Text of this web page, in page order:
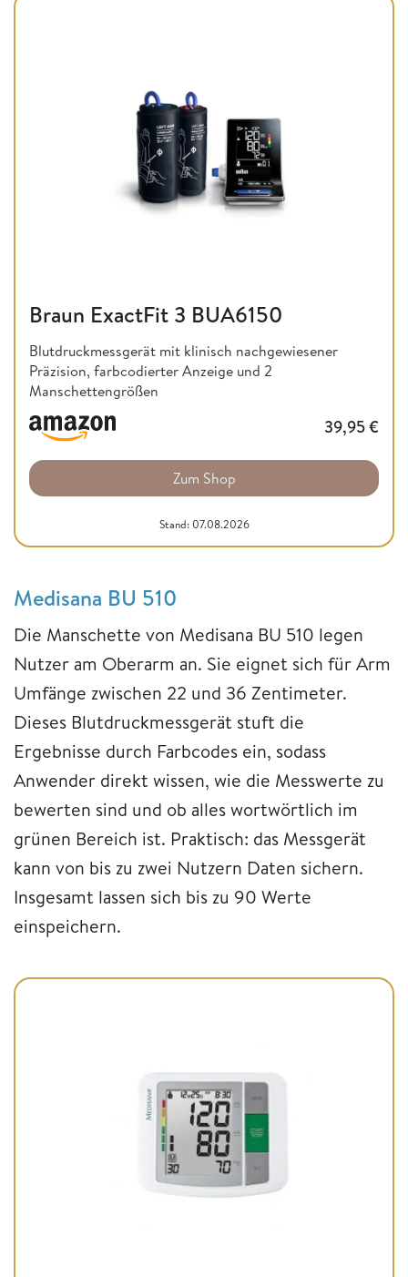
Braun ExactFit 3 BUA6150
Blutdruckmessgerät mit klinisch nachgewiesener
Präzision, farbcodierter Anzeige und 2
Manschettengrößen
39,95€
Zum Shop
Stand: 07.08.2026
Medisana BU 510
Die Manschette von Medisana BU 510 legen
Nutzer am Oberarm an. Sie eignet sich für Arm
Umfänge zwischen 22 und 36 Zentimeter.
Dieses Blutdruckmessgerät stuft die
Ergebnisse durch Farbcodes ein, sodass
Anwender direkt wissen, wie die Messwerte zu
bewerten sind und ob alles wortwörtlich im
grünen Bereich ist. Praktisch: das Messgerät
kann von bis zu zwei Nutzern Daten sichern.
Insgesamt lassen sich bis zu 90 Werte
einspeichern.